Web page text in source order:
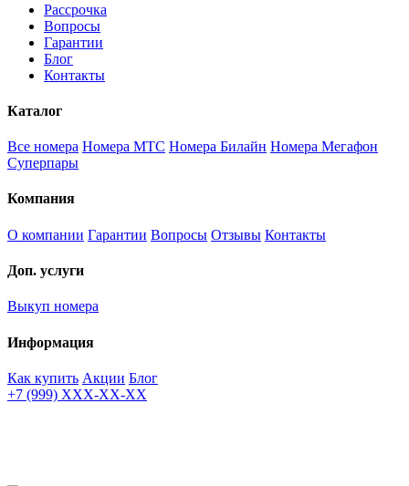
Рассрочка
Вопросы
Гарантии
Блог
Контакты
Каталог
Все номера Номера МТС Номера Билайн Номера Мегафон
Суперпары
Компания
О компании Гарантии Вопросы Отзывы Контакты
Доп. услуги
Выкуп номера
Информация
Как купить Акции Блог
+7 (999) XXX-XX-XX